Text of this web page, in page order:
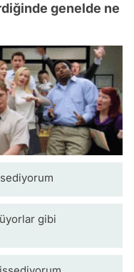
genelde ne
gibi